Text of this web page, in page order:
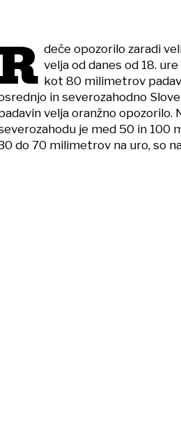
R deče opozorilo zaradi
velja od danes od 18.
kot 80 milimetrov
in severozahodno
velja oranžno opozorilo.
je med 50 in 100
do 70 milimetrov na uro, so